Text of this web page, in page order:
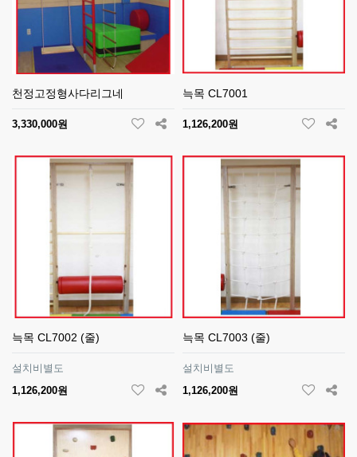
천정고정형사다리그네
3,330,000원
늑목 CL7001
1,126,200원
늑목 CL7002 (줄)
설치비별도
1,126,200원
늑목 CL7003 (줄)
설치비별도
1,126,200원